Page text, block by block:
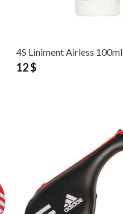
4S Liniment Airless 100ml
12 $